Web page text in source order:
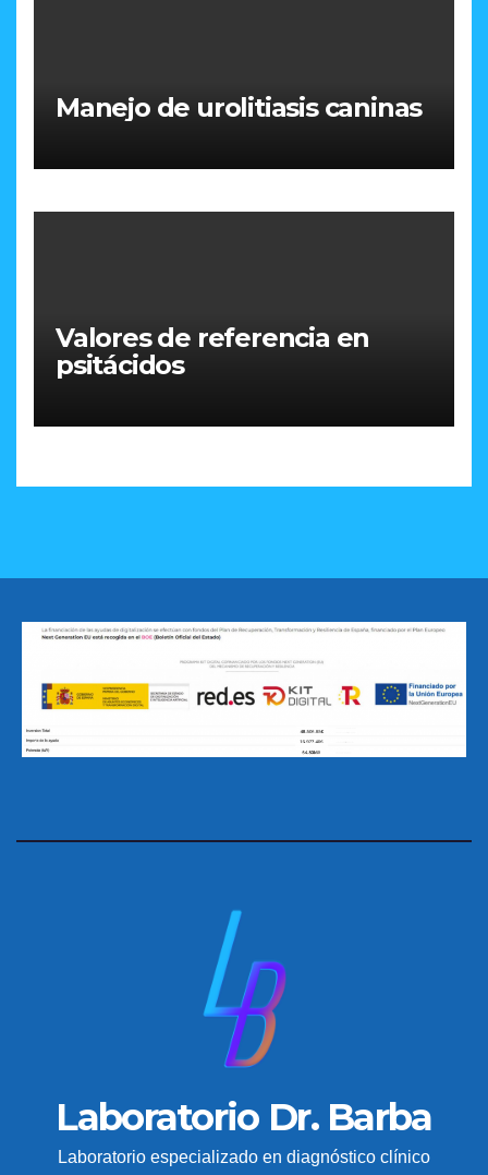
Manejo de urolitiasis caninas
Valores de referencia en
psitácidos
Laboratorio Dr. Barba
Laboratorio especializado en diagnóstico clínico